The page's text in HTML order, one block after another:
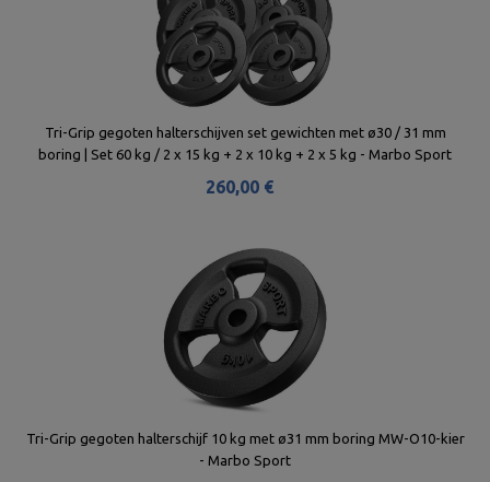
Tri-Grip gegoten halterschijven set gewichten met ø30 / 31 mm
boring | Set 60 kg / 2 x 15 kg + 2 x 10 kg + 2 x 5 kg - Marbo Sport
260,00 €
Tri-Grip gegoten halterschijf 10 kg met ø31 mm boring MW-O10-kier
- Marbo Sport